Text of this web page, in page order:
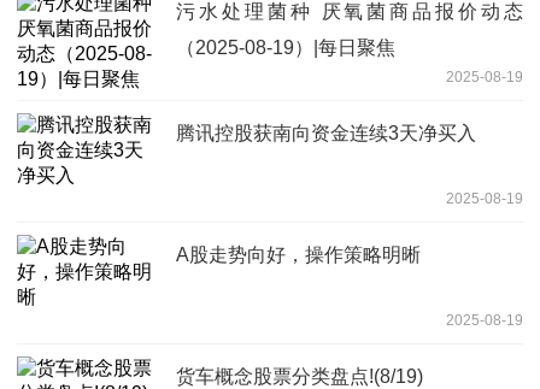
污水处理菌种 厌氧菌商品报价动态
（2025-08-19）|每日聚焦
2025-08-19
腾讯控股获南向资金连续3天净买入
2025-08-19
A股走势向好，操作策略明晰
2025-08-19
货车概念股票分类盘点!(8/19)